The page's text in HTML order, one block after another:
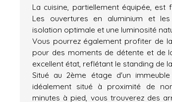
La cuisine, partiellement équipée,
Les ouvertures en aluminium et
isolation optimale et une luminosité
Vous pourrez également profiter de
pour des moments de détente et de
excellent état, reflétant le standing de
Situé au 2ème étage d'un
idéalement situé à proximité de
minutes à pied, vous trouverez des